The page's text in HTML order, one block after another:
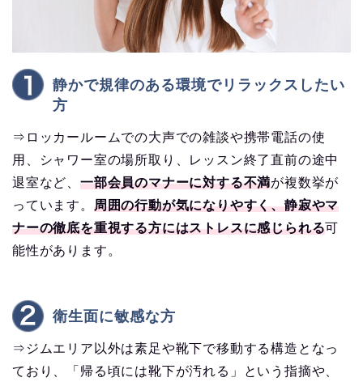
静かで規律のある環境でリラックスしたい
方
⇒ロッカールームでの大声での雑談や携帯電話の使
用、シャワー室の場所取り、レッスン終了直前の途中
退室など、 一部会員のマナーに対する不満が複数挙が
っています。 周囲の行動が気になりやすく、静寂やマ
ナーの徹底を重視する方にはストレスに感じられる可
能性があります。
衛生面に敏感な方
⇒ジムエリア以外は素足や靴下で移動する構造となっ
ており、「帰る頃には靴下が汚れる」という指摘や、